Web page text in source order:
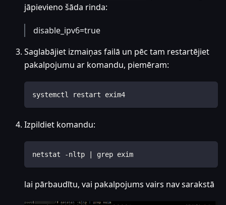
jāpievieno šāda rinda:
disable_ipv6=true
Saglabājiet izmaiņas failā un pēc tam restartējiet
pakalpojumu ar komandu, piemēram:
systemctl restart exim4
Izpildiet komandu:
netstat -nltp | grep exim
lai pārbaudītu, vai pakalpojums vairs nav sarakstā